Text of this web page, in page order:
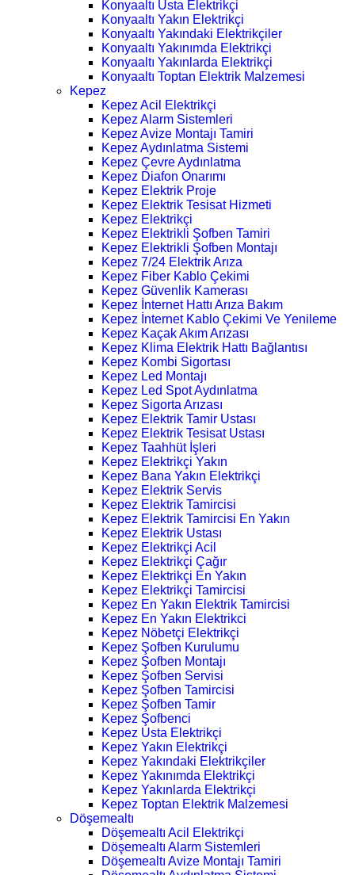
Konyaaltı Usta Elektrikçi
Konyaaltı Yakın Elektrikçi
Konyaaltı Yakındaki Elektrikçiler
Konyaaltı Yakınımda Elektrikçi
Konyaaltı Yakınlarda Elektrikçi
Konyaaltı Toptan Elektrik Malzemesi
Kepez
Kepez Acil Elektrikçi
Kepez Alarm Sistemleri
Kepez Avize Montajı Tamiri
Kepez Aydınlatma Sistemi
Kepez Çevre Aydınlatma
Kepez Diafon Onarımı
Kepez Elektrik Proje
Kepez Elektrik Tesisat Hizmeti
Kepez Elektrikçi
Kepez Elektrikli Şofben Tamiri
Kepez Elektrikli Şofben Montajı
Kepez 7/24 Elektrik Arıza
Kepez Fiber Kablo Çekimi
Kepez Güvenlik Kamerası
Kepez İnternet Hattı Arıza Bakım
Kepez İnternet Kablo Çekimi Ve Yenileme
Kepez Kaçak Akım Arızası
Kepez Klima Elektrik Hattı Bağlantısı
Kepez Kombi Sigortası
Kepez Led Montajı
Kepez Led Spot Aydınlatma
Kepez Sigorta Arızası
Kepez Elektrik Tamir Ustası
Kepez Elektrik Tesisat Ustası
Kepez Taahhüt İşleri
Kepez Elektrikçi Yakın
Kepez Bana Yakın Elektrikçi
Kepez Elektrik Servis
Kepez Elektrik Tamircisi
Kepez Elektrik Tamircisi En Yakın
Kepez Elektrik Ustası
Kepez Elektrikçi Acil
Kepez Elektrikçi Çağır
Kepez Elektrikçi En Yakın
Kepez Elektrikçi Tamircisi
Kepez En Yakın Elektrik Tamircisi
Kepez En Yakın Elektrikci
Kepez Nöbetçi Elektrikçi
Kepez Şofben Kurulumu
Kepez Şofben Montajı
Kepez Şofben Servisi
Kepez Şofben Tamircisi
Kepez Şofben Tamir
Kepez Şofbenci
Kepez Usta Elektrikçi
Kepez Yakın Elektrikçi
Kepez Yakındaki Elektrikçiler
Kepez Yakınımda Elektrikçi
Kepez Yakınlarda Elektrikçi
Kepez Toptan Elektrik Malzemesi
Döşemealtı
Döşemealtı Acil Elektrikçi
Döşemealtı Alarm Sistemleri
Döşemealtı Avize Montajı Tamiri